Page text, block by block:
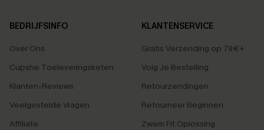
BEDRIJFSINFO
Over Ons
Cupshe Toeleveringsketen
Klanten-Reviews
Veelgestelde Vragen
Affiliate
KLANTENSERVICE
Gratis Verzending op 79€+
Volg Je Bestelling
Retourzendingen
Retourneer Beginnen
Zwem Fit Oplossing